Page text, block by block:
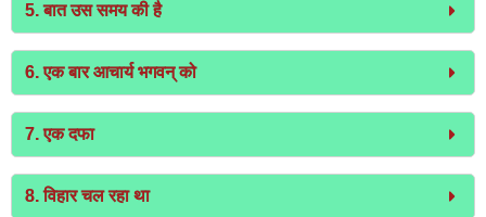
5. बात उस समय की है
6. एक बार आचार्य भगवन् को
7. एक दफा
8. विहार चल रहा था